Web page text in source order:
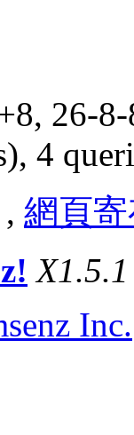
26-
4
, 網頁
X1.5.1
Inc.